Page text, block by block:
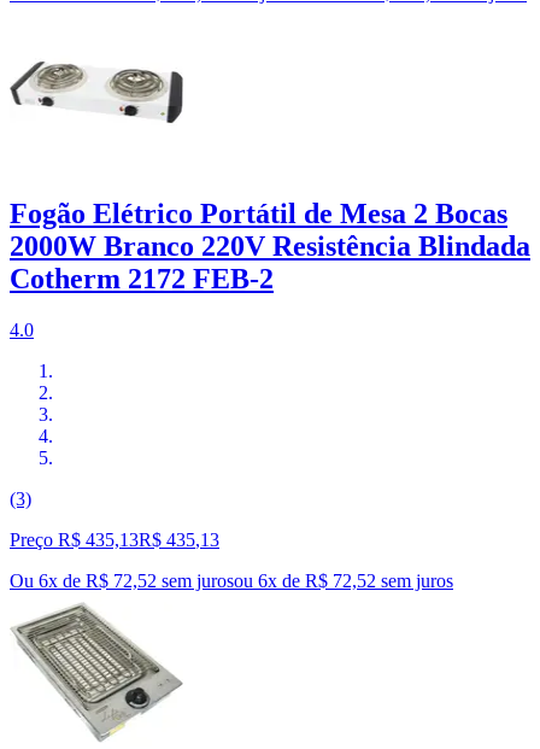
Fogão Elétrico Portátil de Mesa 2 Bocas
2000W Branco 220V Resistência Blindada
Cotherm 2172 FEB-2
4.0
(3)
Preço R$ 435,13R$ 435,13
Ou 6x de R$ 72,52 sem jurosou 6x de R$ 72,52 sem juros